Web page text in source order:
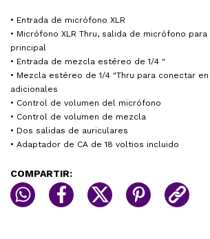
• Entrada de micrófono XLR
• Micrófono XLR Thru, salida de micrófono
principal
• Entrada de mezcla estéreo de 1/4 "
• Mezcla estéreo de 1/4 "Thru para conectar
adicionales
• Control de volumen del micrófono
• Control de volumen de mezcla
• Dos salidas de auriculares
• Adaptador de CA de 18 voltios incluido
COMPARTIR: